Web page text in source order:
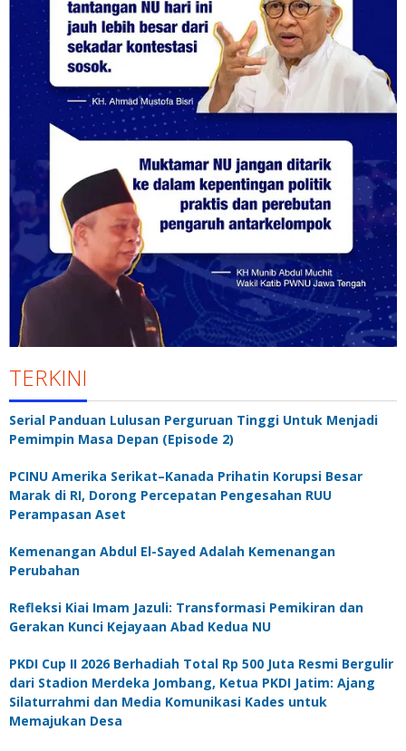
TERKINI
Serial Panduan Lulusan Perguruan Tinggi Untuk Menjadi
Pemimpin Masa Depan (Episode 2)
PCINU Amerika Serikat–Kanada Prihatin Korupsi Besar
Marak di RI, Dorong Percepatan Pengesahan RUU
Perampasan Aset
Kemenangan Abdul El-Sayed Adalah Kemenangan
Perubahan
Refleksi Kiai Imam Jazuli: Transformasi Pemikiran dan
Gerakan Kunci Kejayaan Abad Kedua NU
PKDI Cup II 2026 Berhadiah Total Rp 500 Juta Resmi Bergulir
dari Stadion Merdeka Jombang, Ketua PKDI Jatim: Ajang
Silaturrahmi dan Media Komunikasi Kades untuk
Memajukan Desa